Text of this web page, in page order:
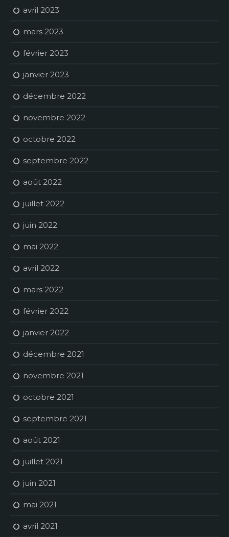
avril 2023
mars 2023
février 2023
janvier 2023
décembre 2022
novembre 2022
octobre 2022
septembre 2022
août 2022
juillet 2022
juin 2022
mai 2022
avril 2022
mars 2022
février 2022
janvier 2022
décembre 2021
novembre 2021
octobre 2021
septembre 2021
août 2021
juillet 2021
juin 2021
mai 2021
avril 2021